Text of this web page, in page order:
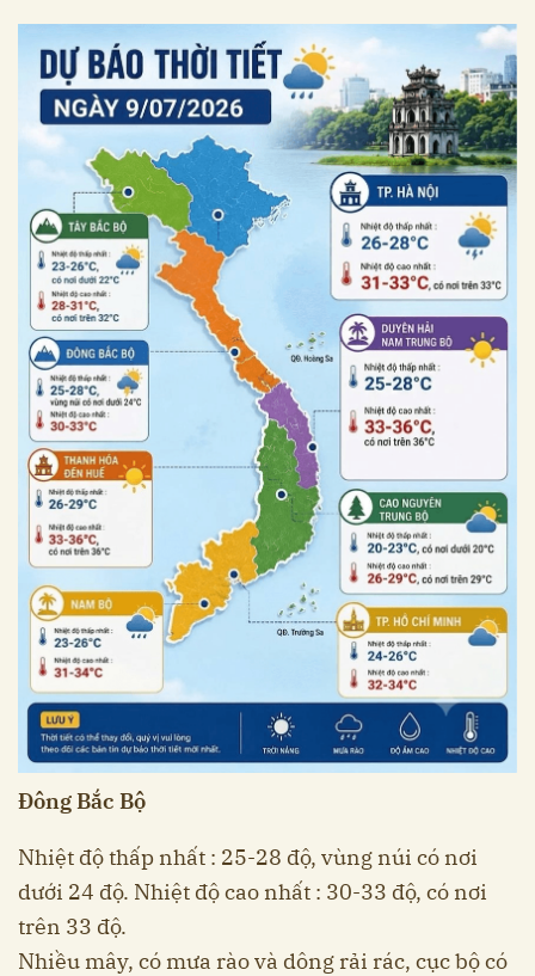
Đông Bắc Bộ
Nhiệt độ thấp nhất : 25-28 độ, vùng núi có nơi
dưới 24 độ. Nhiệt độ cao nhất : 30-33 độ, có nơi
trên 33 độ.
Nhiều mây, có mưa rào và dông rải rác, cục bộ có